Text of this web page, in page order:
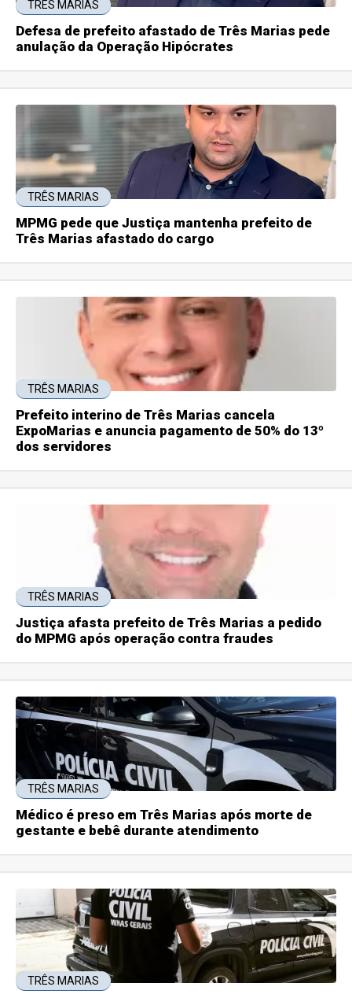
TRÊS MARIAS
Defesa de prefeito afastado de Três Marias pede
anulação da Operação Hipócrates
TRÊS MARIAS
MPMG pede que Justiça mantenha prefeito de
Três Marias afastado do cargo
TRÊS MARIAS
Prefeito interino de Três Marias cancela
ExpoMarias e anuncia pagamento de 50% do 13º
dos servidores
TRÊS MARIAS
Justiça afasta prefeito de Três Marias a pedido
do MPMG após operação contra fraudes
TRÊS MARIAS
Médico é preso em Três Marias após morte de
gestante e bebê durante atendimento
TRÊS MARIAS